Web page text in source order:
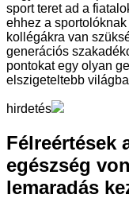
sport teret ad a
ehhez a
kollégákra van
generációs
pontokat egy olyan
elszigeteltebb
hirdetés
Félreértések
egészség
lemaradás